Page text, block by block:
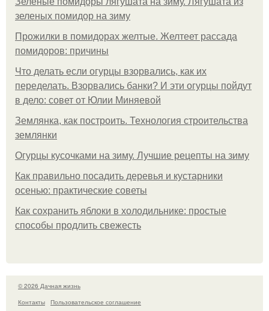
зеленых помидор на зиму
Прожилки в помидорах желтые. Желтеет рассада
помидоров: причины
Что делать если огурцы взорвались, как их
переделать. Взорвались банки? И эти огурцы пойдут
в дело: совет от Юлии Миняевой
Землянка, как построить. Технология строительства
землянки
Огурцы кусочками на зиму. Лучшие рецепты на зиму
Как правильно посадить деревья и кустарники
осенью: практические советы
Как сохранить яблоки в холодильнике: простые
способы продлить свежесть
© 2026 Дачная жизнь
Контакты
Пользовательское соглашение